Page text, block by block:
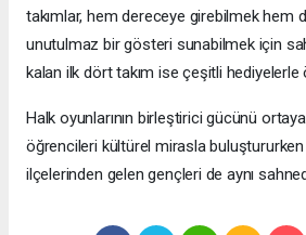
takımlar, hem dereceye girebilmek hem
unutulmaz bir gösteri sunabilmek için
kalan ilk dört takım ise çeşitli hediyelerle
Halk oyunlarının birleştirici gücünü
öğrencileri kültürel mirasla buluştururken
ilçelerinden gelen gençleri de aynı